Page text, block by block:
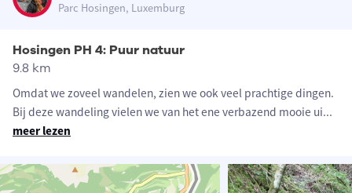
Parc Hosingen, Luxemburg
Hosingen PH 4: Puur natuur
9.8 km
Omdat we zoveel wandelen, zien we ook veel prachtige dingen.
Bij deze wandeling vielen we van het ene verbazend mooie ui...
meer lezen